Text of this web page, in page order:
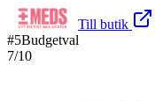
Till butik
#5Budgetval
7/10